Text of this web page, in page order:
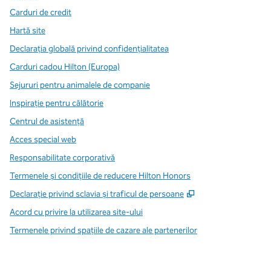
Carduri de credit
Hartă site
Declarația globală privind confidenţialitatea
Carduri cadou Hilton (Europa)
Sejururi pentru animalele de companie
Inspirație pentru călătorie
Centrul de asistență
Acces special web
Responsabilitate corporativă
Termenele și condițiile de reducere Hilton Honors
Declarație privind sclavia și traficul de persoane
,
Acord cu privire la utilizarea site-ului
Termenele privind spațiile de cazare ale partenerilor